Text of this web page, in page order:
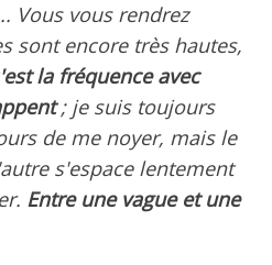
Vous vous rendrez
sont encore très hautes,
'est la fréquence avec
; je suis toujours
de me noyer, mais le
s'espace lentement
Entre une vague et une